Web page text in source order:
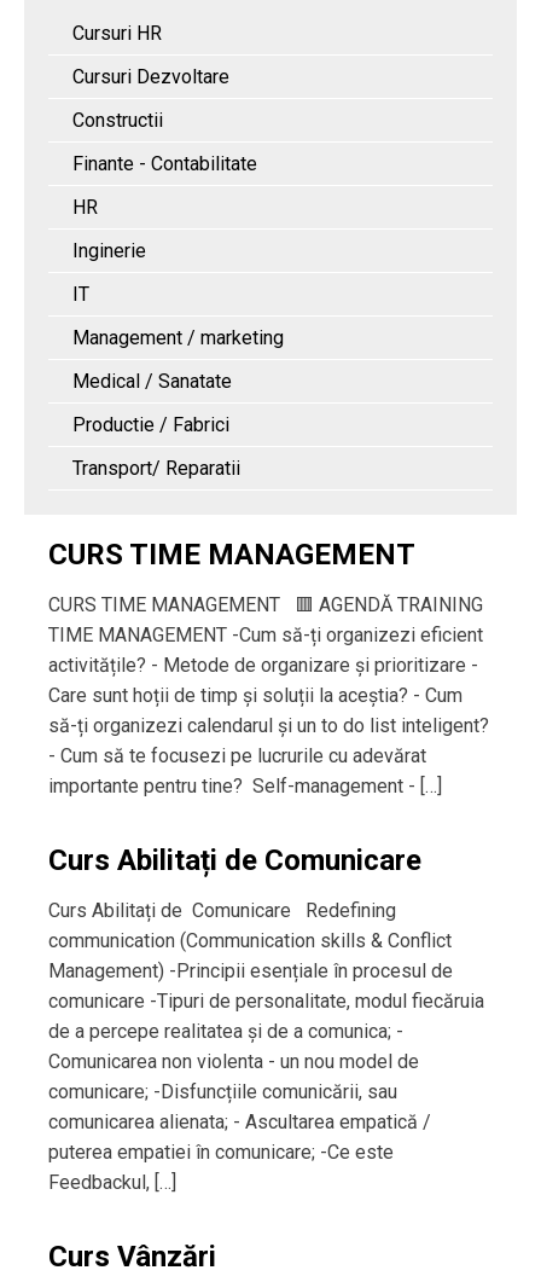
Cursuri HR
Cursuri Dezvoltare
Constructii
Finante - Contabilitate
HR
Inginerie
IT
Management / marketing
Medical / Sanatate
Productie / Fabrici
Transport/ Reparatii
CURS TIME MANAGEMENT
CURS TIME MANAGEMENT 🟥 AGENDĂ TRAINING
TIME MANAGEMENT -Cum să-ți organizezi eficient
activitățile? - Metode de organizare și prioritizare -
Care sunt hoții de timp și soluții la aceștia? - Cum
să-ți organizezi calendarul și un to do list inteligent?
- Cum să te focusezi pe lucrurile cu adevărat
importante pentru tine? Self-management - […]
Curs Abilitați de Comunicare
Curs Abilitați de Comunicare Redefining
communication (Communication skills & Conflict
Management) -Principii esențiale în procesul de
comunicare -Tipuri de personalitate, modul fiecăruia
de a percepe realitatea și de a comunica; -
Comunicarea non violenta - un nou model de
comunicare; -Disfuncțiile comunicării, sau
comunicarea alienata; - Ascultarea empatică /
puterea empatiei în comunicare; -Ce este
Feedbackul, […]
Curs Vânzări